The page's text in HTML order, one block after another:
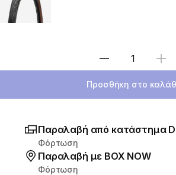
Επιλέξτε
Προσθήκη στο
Παραλαβή από κατάστημα
Φόρτωση
Παραλαβή με ΒΟΧ ΝΟW
Φόρτωση